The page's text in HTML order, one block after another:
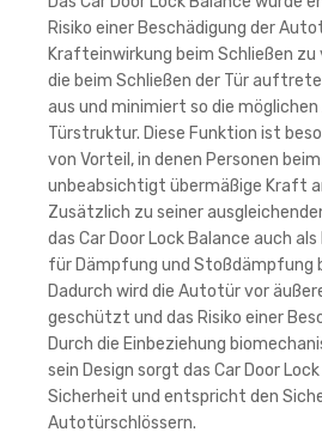
Risiko einer Beschädigung der
Krafteinwirkung beim Schließen zu
die beim Schließen der Tür
aus und minimiert so die
Türstruktur. Diese Funktion ist
von Vorteil, in denen Personen
unbeabsichtigt übermäßige Kraft
Zusätzlich zu seiner
das Car Door Lock Balance auch
für Dämpfung und Stoßdämpfung
Dadurch wird die Autotür vor
geschützt und das Risiko einer
Durch die Einbeziehung
sein Design sorgt das Car Door
Sicherheit und entspricht den
Autotürschlössern.